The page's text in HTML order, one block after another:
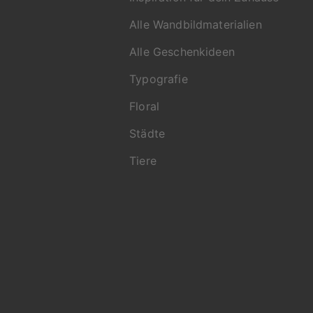
unterstützt
Du
Alle Wandbildmaterialien
Alle Geschenkideen
Typografie
Floral
Städte
Tiere